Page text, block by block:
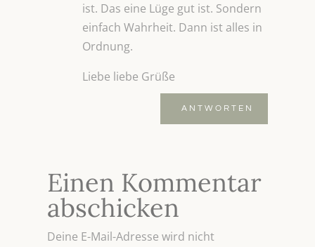
ist. Das eine Lüge gut ist. Sondern
einfach Wahrheit. Dann ist alles in
Ordnung.
Liebe liebe Grüße
ANTWORTEN
Einen Kommentar
abschicken
Deine E-Mail-Adresse wird nicht